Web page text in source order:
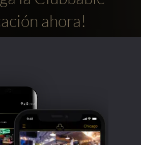
ahora!